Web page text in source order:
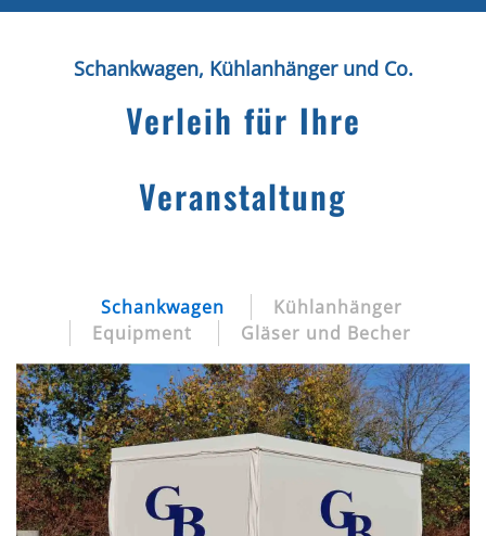
Schankwagen, Kühlanhänger und Co.
Verleih für Ihre
Veranstaltung
Schankwagen
Kühlanhänger
Equipment
Gläser und Becher